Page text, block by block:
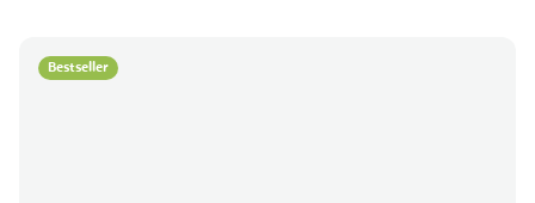
Bestseller